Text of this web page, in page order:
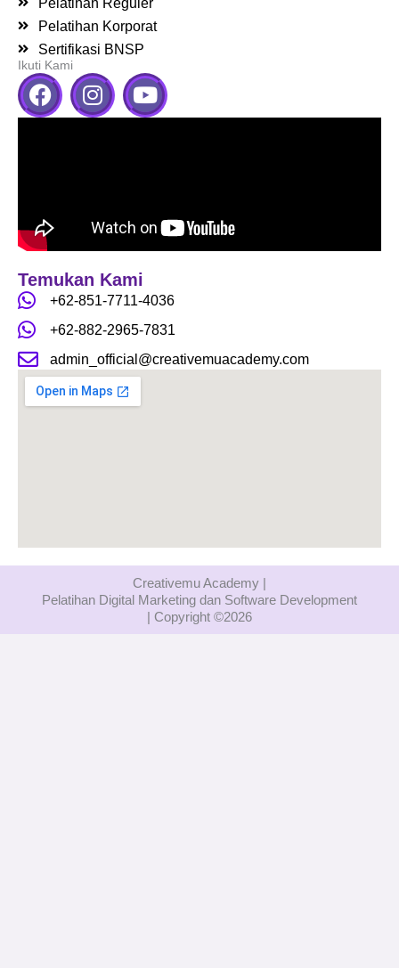
Pelatihan Reguler
Pelatihan Korporat
Sertifikasi BNSP
Ikuti Kami
F
a
o
k
I
n
r
a
Y
o
Temukan Kami
+62-851-7711-4036
+62-882-2965-7831
admin_official@creativemuacademy.com
Creativemu Academy |
Pelatihan Digital Marketing dan Software Development
| Copyright ©2026